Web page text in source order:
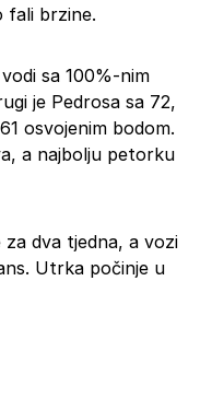
fali brzine.
sa 100%-nim
je Pedrosa sa 72,
osvojenim bodom.
a najbolju petorku
dva tjedna, a vozi
Utrka počinje u